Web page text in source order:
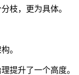
枝，更为具体。
。
提升了一个高度。